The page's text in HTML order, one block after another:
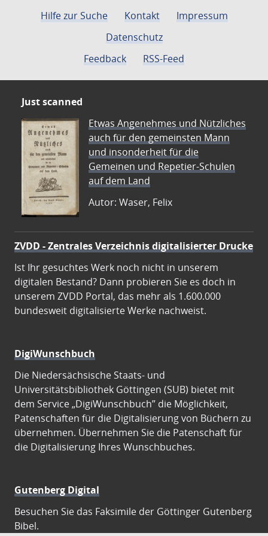
Hilfe zur Suche Kontakt
Impressum
Datenschutz
Feedback
RSS-Feed
Just scanned
Etwas Angenehmes und Nützliches
auch für den gemeinsten Mann
und insonderheit für die
Gemeinen und Repetier-Schulen
auf dem Land
Autor: Waser, Felix
ZVDD - Zentrales Verzeichnis digitalisierter Drucke
Ist Ihr gesuchtes Werk noch nicht in unserem
digitalen Bestand? Dann probieren Sie es doch in
unserem ZVDD Portal, das mehr als 1.600.000
bundesweit digitalisierte Werke nachweist.
DigiWunschbuch
Die Niedersächsische Staats- und
Universitätsbibliothek Göttingen (SUB) bietet mit
dem Service „DigiWunschbuch” die Möglichkeit,
Patenschaften für die Digitalisierung von Büchern zu
übernehmen. Übernehmen Sie die Patenschaft für
die Digitalisierung Ihres Wunschbuches.
Gutenberg Digital
Besuchen Sie das Faksimile der Göttinger Gutenberg
Bibel.